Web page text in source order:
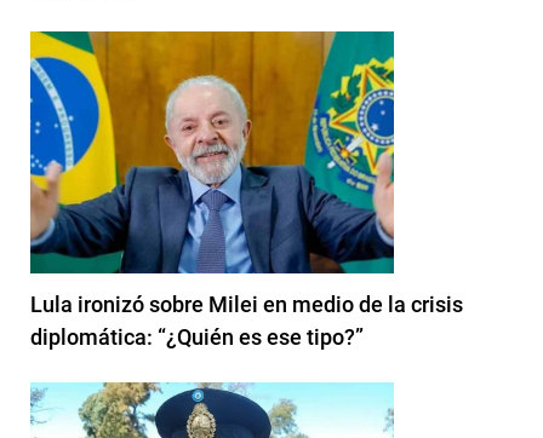
Lula ironizó sobre Milei en medio de la crisis
diplomática: “¿Quién es ese tipo?”